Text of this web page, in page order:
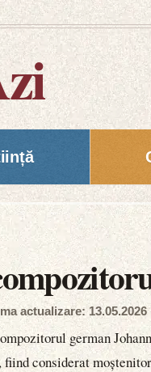
actualizare: 13.05.2026
german
considerat